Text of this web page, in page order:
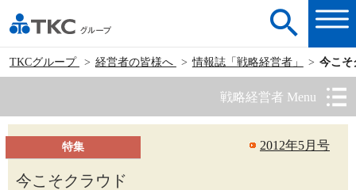
TKCグループ 経営者の皆様へ 情報誌「戦略経営者」 今こそ
戦略経営者 Menu
2012年5月号
特集
今こそクラウド